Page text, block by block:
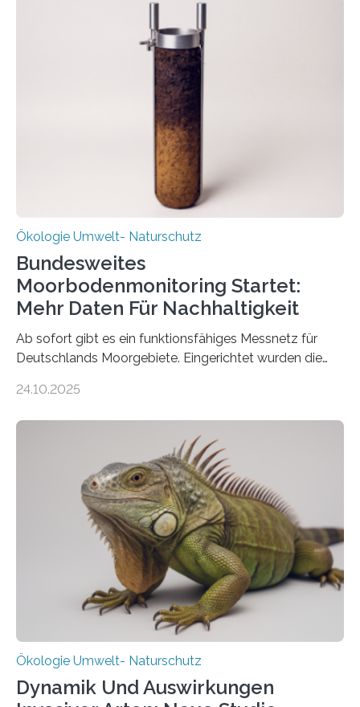
Veränderung der Wirtschaft wichtig ist, zeigt der vom
Deutschen Biomasseforschungszentrum und der
Stadtreinigung Leipzig konzipierte und am 24. Oktober
2025 offiziell eingeweihte Stadtrundgang „KreisLauf“. Er
ist ab sofort im Leipziger Stadtgebiet…
Ökologie Umwelt- Naturschutz
Bundesweites
Moorbodenmonitoring Startet:
Mehr Daten Für Nachhaltigkeit
Ab sofort gibt es ein funktionsfähiges Messnetz für
Deutschlands Moorgebiete. Eingerichtet wurden die
vergangenen fünf Jahren von Wissenschaftlerinnen
heutigen Donnerstag übergeben sie ihren Bericht zur
Aufbauphase an den Auftraggeber, das
Bundesministerium für Landwirtschaft, Ernährung und
Heimat. Braunschweig/Eberswalde (23. Oktober 2025).
Ein Netz aus 155 Messstationen spannt sich neuerdings
über Deutschlands Moorböden. Eingerichtet wurden sie
in den vergangenen fünf Jahren von
Wissenschaftlerinnen und Wissenschaftlern des
Thünen-Instituts für Agrarklimaschutz…
24.10.2025
Ökologie Umwelt- Naturschutz
Dynamik Und Auswirkungen